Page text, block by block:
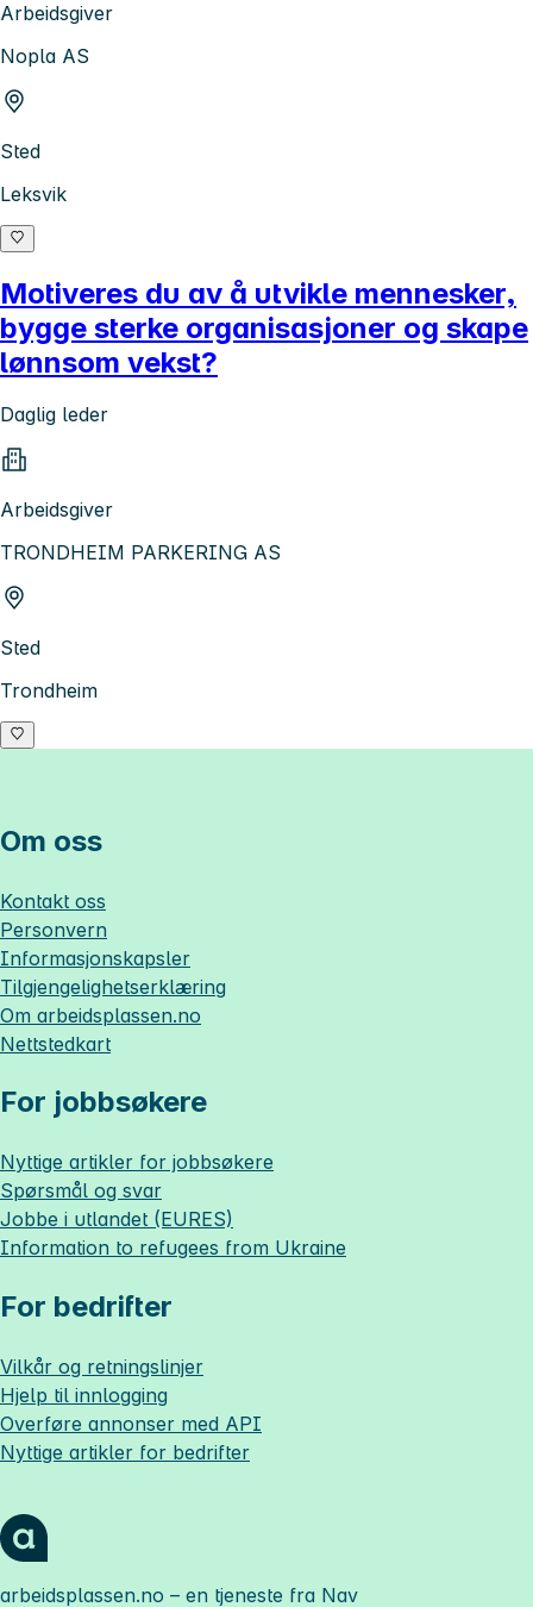
Arbeidsgiver
Nopla AS
Sted
Leksvik
Motiveres du av å utvikle mennesker,
bygge sterke organisasjoner og skape
lønnsom vekst?
Daglig leder
Arbeidsgiver
TRONDHEIM PARKERING AS
Sted
Trondheim
Om oss
Kontakt oss
Personvern
Informasjonskapsler
Tilgjengelighetserklæring
Om arbeidsplassen.no
Nettstedkart
For jobbsøkere
Nyttige artikler for jobbsøkere
Spørsmål og svar
Jobbe i utlandet (EURES)
Information to refugees from Ukraine
For bedrifter
Vilkår og retningslinjer
Hjelp til innlogging
Overføre annonser med API
Nyttige artikler for bedrifter
arbeidsplassen.no – en tjeneste fra Nav